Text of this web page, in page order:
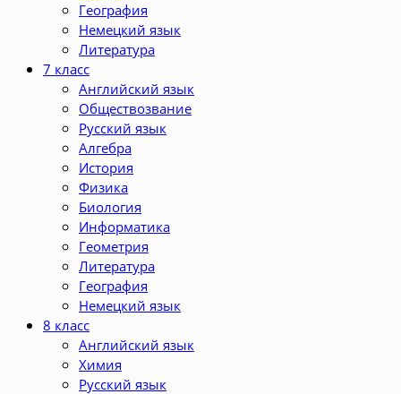
География
Немецкий язык
Литература
7 класс
Английский язык
Обществозвание
Русский язык
Алгебра
История
Физика
Биология
Информатика
Геометрия
Литература
География
Немецкий язык
8 класс
Английский язык
Химия
Русский язык